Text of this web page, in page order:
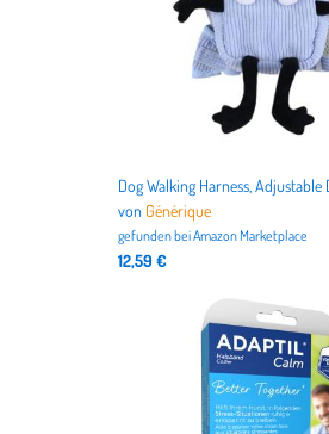
von Générique
gefunden beiAmazon Marketplace
12,59 €